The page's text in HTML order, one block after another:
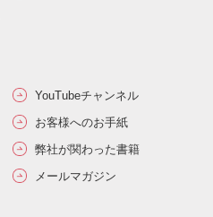
YouTubeチャンネル
お客様へのお手紙
弊社が関わった書籍
メールマガジン